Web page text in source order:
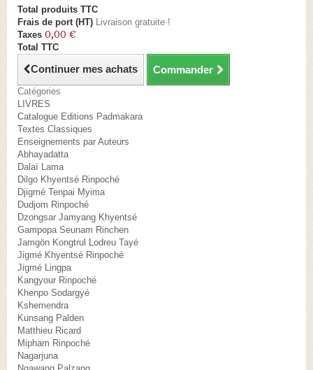
Total produits TTC
Frais de port (HT) Livraison gratuite !
Taxes 0,00 €
Total TTC
Continuer mes achats Commander
Catégories
LIVRES
Catalogue Editions Padmakara
Textes Classiques
Enseignements par Auteurs
Abhayadatta
Dalaï Lama
Dilgo Khyentsé Rinpoché
Djigmé Tenpai Myima
Dudjom Rinpoché
Dzongsar Jamyang Khyentsé
Gampopa Seunam Rinchen
Jamgön Kongtrul Lodreu Tayé
Jigmé Khyentsé Rinpoché
Jigmé Lingpa
Kangyour Rinpoché
Khenpo Sodargyé
Kshemendra
Kunsang Palden
Matthieu Ricard
Mipham Rinpoché
Nagarjuna